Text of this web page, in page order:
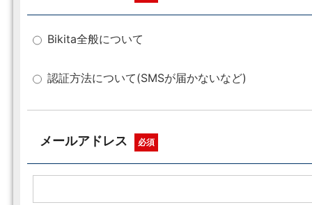
Bikita全般について
認証方法について(SMSが届かないなど)
メールアドレス 必須